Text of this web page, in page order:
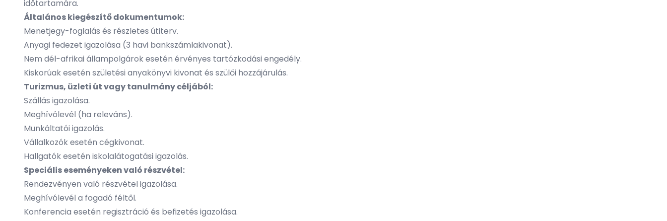
időtartamára.
Általános kiegészítő dokumentumok:
Menetjegy-foglalás és részletes útiterv.
Anyagi fedezet igazolása (3 havi bankszámlakivonat).
Nem dél-afrikai állampolgárok esetén érvényes tartózkodási engedély.
Kiskorúak esetén születési anyakönyvi kivonat és szülői hozzájárulás.
Turizmus, üzleti út vagy tanulmány céljából:
Szállás igazolása.
Meghívólevél (ha releváns).
Munkáltatói igazolás.
Vállalkozók esetén cégkivonat.
Hallgatók esetén iskolalátogatási igazolás.
Speciális eseményeken való részvétel:
Rendezvényen való részvétel igazolása.
Meghívólevél a fogadó féltől.
Konferencia esetén regisztráció és befizetés igazolása.